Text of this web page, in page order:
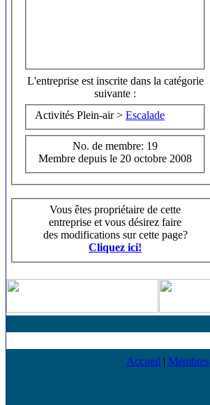
L'entreprise est inscrite dans la catégorie
suivante :
Activités Plein-air > Escalade
No. de membre: 19
Membre depuis le 20 octobre 2008
Vous êtes propriétaire de cette
entreprise et vous désirez faire
des modifications sur cette page?
Cliquez ici!
Accueil | Membres